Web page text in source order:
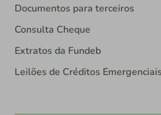
Documentos para terceiros
Consulta Cheque
Extratos da Fundeb
Leilões de Créditos Emergenciais